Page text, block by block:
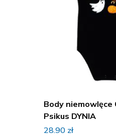
Body niemowlęce
Psikus DYNIA
28.90 zł